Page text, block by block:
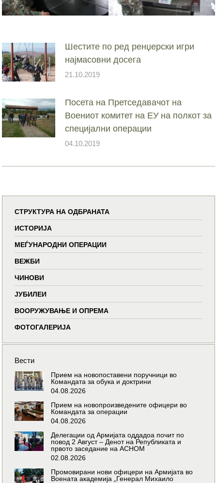
Шестите по ред ренџерски игри
најмасовни досега
21.10.2019
Посета на Претседавачот на
Воениот комитет на ЕУ на полкот за
специјални операции
04.10.2019
СТРУКТУРА НА ОДБРАНАТА
ИСТОРИЈА
МЕЃУНАРОДНИ ОПЕРАЦИИ
ВЕЖБИ
ЧИНОВИ
ЈУБИЛЕИ
ВООРУЖУВАЊЕ И ОПРЕМА
ФОТОГАЛЕРИЈА
Вести
Прием на новопоставени поручници во
Командата за обука и доктрини
04.08.2026
Прием на новопроизведените офицери во
Командата за операции
04.08.2026
Делегации од Армијата оддадоа почит по
повод 2 Август – Денот на Републиката и
првото заседание на АСНОМ
02.08.2026
Промовирани нови офицери на Армијата во
Воената академија „Генерал Михаило